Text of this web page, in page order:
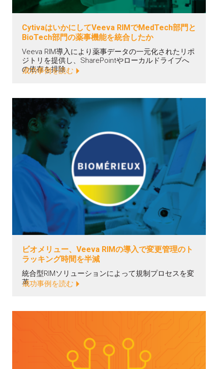
CytivaはいかにしてVeeva RIMでMedTech部門と
BioTech部門の薬事機能を統合したか
Veeva RIM導入により薬事データの一元化されたリポ
ジトリを提供し、SharePointやローカルドライブへ
の依存を排除
成功事例を読む
ビオメリュー、Veeva RIMの導入で変更管理のト
ラッキング時間を半減
統合型RIMソリューションによって規制プロセスを変
革
成功事例を読む